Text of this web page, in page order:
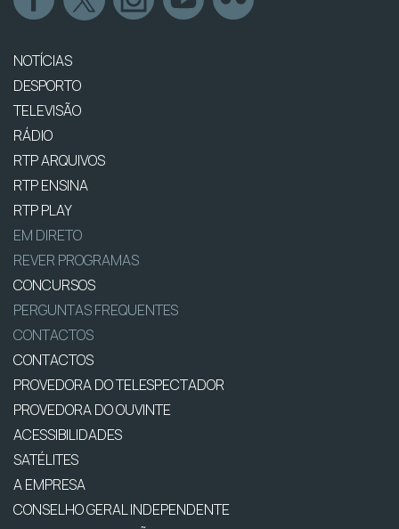
NOTÍCIAS
DESPORTO
TELEVISÃO
RÁDIO
RTP ARQUIVOS
RTP ENSINA
RTP PLAY
EM DIRETO
REVER PROGRAMAS
CONCURSOS
PERGUNTAS FREQUENTES
CONTACTOS
CONTACTOS
PROVEDORA DO TELESPECTADOR
PROVEDORA DO OUVINTE
ACESSIBILIDADES
SATÉLITES
A EMPRESA
CONSELHO GERAL INDEPENDENTE